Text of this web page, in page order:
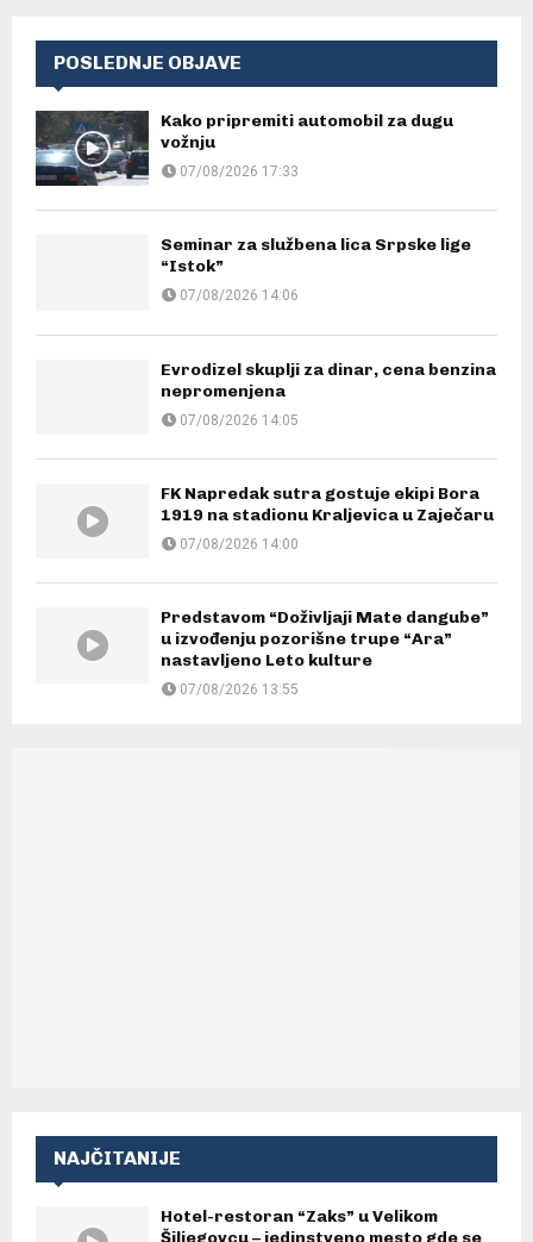
POSLEDNJE OBJAVE
Kako pripremiti automobil za dugu
vožnju
07/08/2026 17:33
Seminar za službena lica Srpske lige
“Istok”
07/08/2026 14:06
Evrodizel skuplji za dinar, cena benzina
nepromenjena
07/08/2026 14:05
FK Napredak sutra gostuje ekipi Bora
1919 na stadionu Kraljevica u Zaječaru
07/08/2026 14:00
Predstavom “Doživljaji Mate dangube”
u izvođenju pozorišne trupe “Ara”
nastavljeno Leto kulture
07/08/2026 13:55
NAJČITANIJE
Hotel-restoran “Zaks” u Velikom
Šiljegovcu – jedinstveno mesto gde se